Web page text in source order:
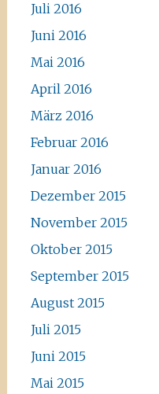
Juli 2016
Juni 2016
Mai 2016
April 2016
März 2016
Februar 2016
Januar 2016
Dezember 2015
November 2015
Oktober 2015
September 2015
August 2015
Juli 2015
Juni 2015
Mai 2015